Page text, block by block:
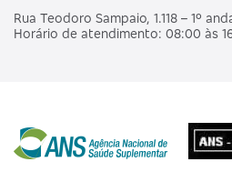
Rua Teodoro Sampaio, 1.118 – 1º
Horário de atendimento: 08:00 às